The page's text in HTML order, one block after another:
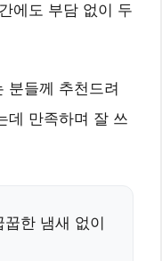
에도 부담 없이 두
분들께 추천드려
데 만족하며 잘 쓰
한 냄새 없이